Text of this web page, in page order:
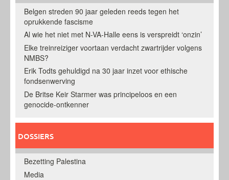
Belgen streden 90 jaar geleden reeds tegen het
oprukkende fascisme
Al wie het niet met N-VA-Halle eens is verspreidt ‘onzin’
Elke treinreiziger voortaan verdacht zwartrijder volgens
NMBS?
Erik Todts gehuldigd na 30 jaar inzet voor ethische
fondsenwerving
De Britse Keir Starmer was principeloos en een
genocide-ontkenner
DOSSIERS
Bezetting Palestina
Media